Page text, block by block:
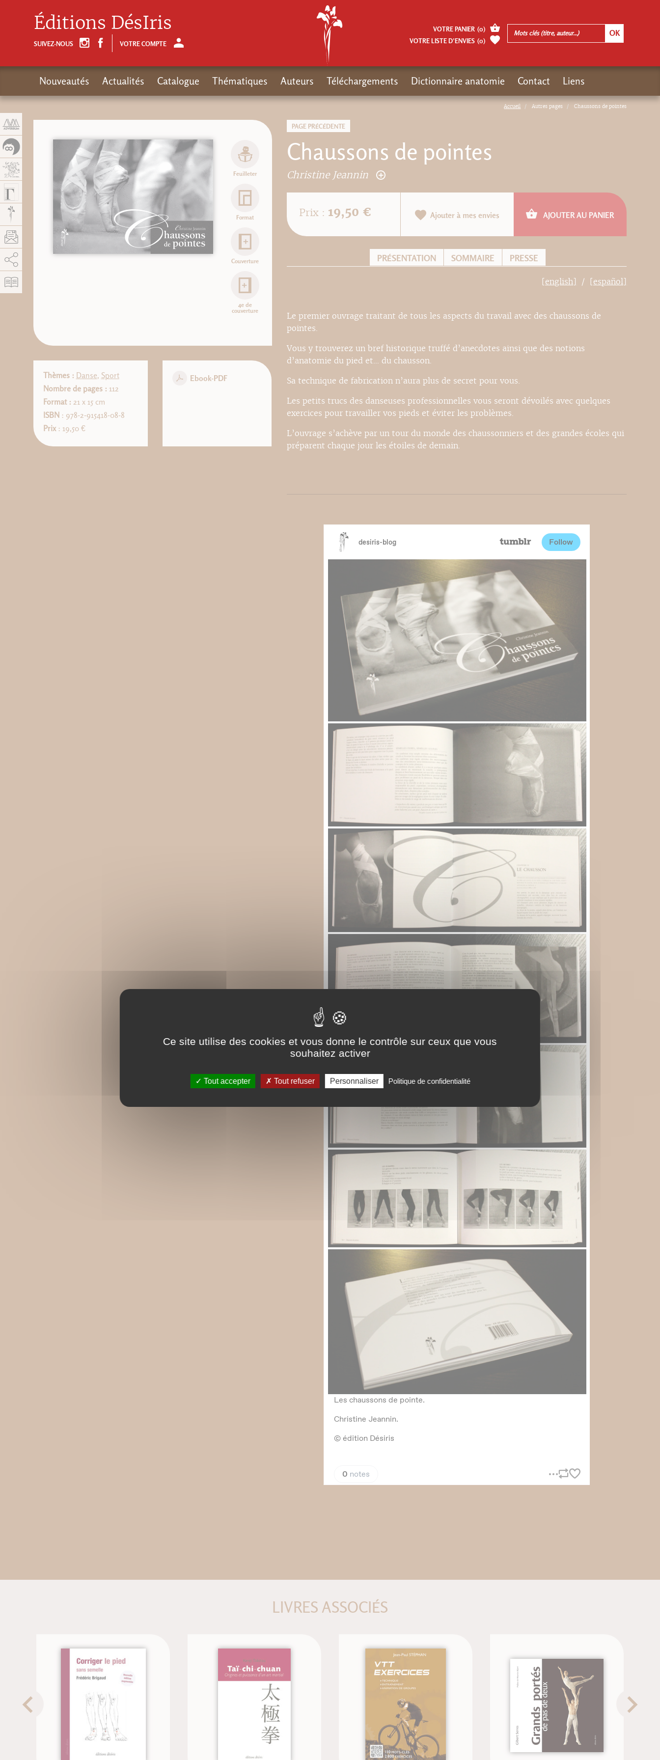
Accueil Autres pages Chaussons de pointes
PAGE PRÉCÉDENTE
Chaussons de pointes
Christine Jeannin
Feuilleter
Format
Couverture
4e de
couverture
Thèmes : Danse, Sport
Nombre de pages : 112
Format : 21 x 15 cm
ISBN : 978-2-915418-08-8
Prix: 19,50 €
Ebook-PDF
Prix : 19,50 € Ajouter à mes envies AJOUTER AU PANIER
PRÉSENTATION SOMMAIRE PRESSE
[english] [español]
Le premier ouvrage traitant de tous les aspects du travail avec des chaussons de
pointes.
Vous y trouverez un bref historique truffé d’anecdotes ainsi que des notions
d’anatomie du pied et… du chausson.
Sa technique de fabrication n’aura plus de secret pour vous.
Les petits trucs des danseuses professionnelles vous seront dévoilés avec quelques
exercices pour travailler vos pieds et éviter les problèmes.
L’ouvrage s’achève par un tour du monde des chaussonniers et des grandes écoles qui
préparent chaque jour les étoiles de demain.
LIVRES ASSOCIÉS
Éditions DésIris
SUIVEZ-NOUS VOTRE COMPTE
VOTRE PANIER (0)
VOTRE LISTE D’ENVIES (0)
Nouveautés Actualités Catalogue Thématiques Auteurs Téléchargements Dictionnaire anatomie Contact Liens
AddThis est désactivé. Autoriser
Ce site utilise des cookies et vous donne le contrôle sur ceux que vous
souhaitez activer
Tout accepter Tout refuser Personnaliser Politique de confidentialité